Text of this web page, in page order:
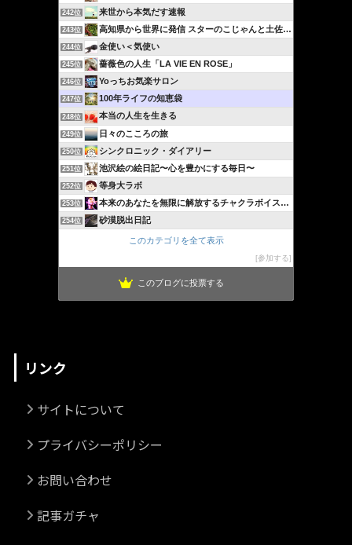
242位 来世から本気だす速報
243位 高知県から世界に発信 スターのこじゃんと土佐流ブログ…
244位 金使い＜気使い
245位 薔薇色の人生「LA VIE EN ROSE」
246位 Yoっちお気楽サロン
247位 100年ライフの知恵袋
248位 本当の人生を生きる
249位 日々のこころの旅
250位 シンクロニック・ダイアリー
251位 池沢絵の絵日記〜心を豊かにする毎日〜
252位 等身大ラボ
253位 本来のあなたを無限に解放するチャクラボイスチューニング＠群馬
254位 砂漠脱出日記
このカテゴリを全て表示
参加する
このブログに投票する
リンク
サイトについて
プライバシーポリシー
お問い合わせ
記事ガチャ